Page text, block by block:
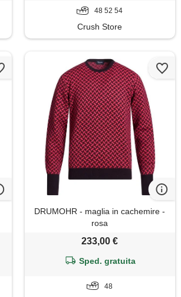
48 52 54
Crush Store
DRUMOHR - maglia in cachemire -
rosa
233,00 €
Sped. gratuita
48